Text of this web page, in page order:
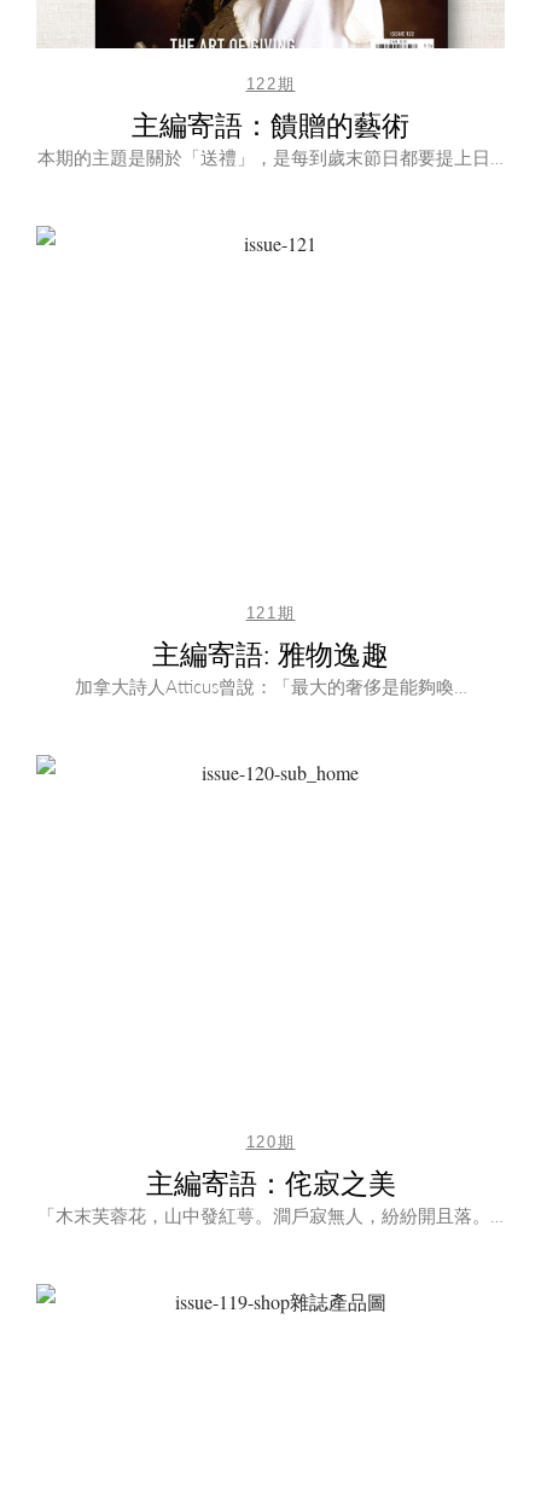
122期
主編寄語：饋贈的藝術
本期的主題是關於「送禮」，是每到歲末節日都要提上日…
121期
主編寄語: 雅物逸趣
加拿大詩人Atticus曾說：「最大的奢侈是能夠喚…
120期
主編寄語：侘寂之美
「木末芙蓉花，山中發紅萼。澗戶寂無人，紛紛開且落。…